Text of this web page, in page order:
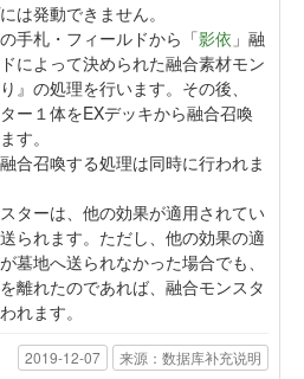
は発動できません。
手札・フィールドから「影依 」融
によって決められた融合素材モン
』の処理を行います。その後、
ー１体をEXデッキから融合召喚
す。
合召喚する処理は同時に行われま
ターは、他の効果が適用されてい
られます。ただし、他の効果の適
墓地へ送られなかった場合でも、
離れたのであれば、融合モンスタ
れます。
2019-12-07 来源：数据库补充说明